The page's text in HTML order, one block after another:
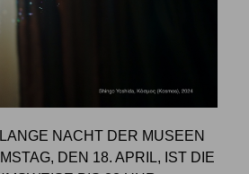
NACHT DER MUSEEN
DEN 18. APRIL, IST DIE